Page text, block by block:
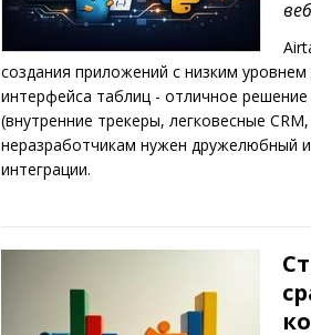
создания приложений с низким
интерфейса таблиц - отличное
(внутренние трекеры, легковесные
неразработчикам нужен дружелюбный
интеграции.